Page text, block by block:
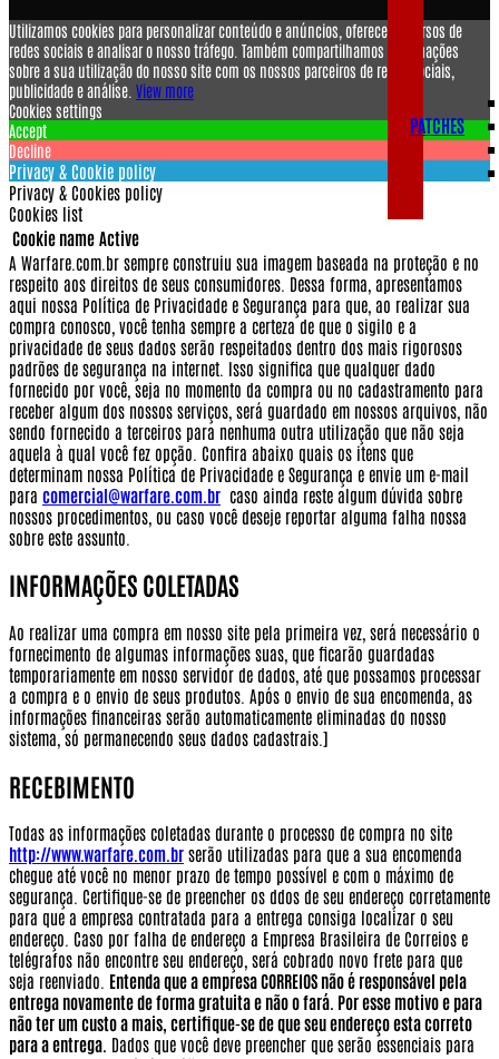
PATCHES
Utilizamos cookies para personalizar conteúdo e anúncios, oferecer recursos de
redes sociais e analisar o nosso tráfego. Também compartilhamos informações
sobre a sua utilização do nosso site com os nossos parceiros de redes sociais,
publicidade e análise. View more
Cookies settings
Accept
Decline
Privacy & Cookie policy
Privacy & Cookies policy
Cookies list
Cookie name Active
A Warfare.com.br sempre construiu sua imagem baseada na proteção e no
respeito aos direitos de seus consumidores. Dessa forma, apresentamos
aqui nossa Política de Privacidade e Segurança para que, ao realizar sua
compra conosco, você tenha sempre a certeza de que o sigilo e a
privacidade de seus dados serão respeitados dentro dos mais rigorosos
padrões de segurança na internet. Isso significa que qualquer dado
fornecido por você, seja no momento da compra ou no cadastramento para
receber algum dos nossos serviços, será guardado em nossos arquivos, não
sendo fornecido a terceiros para nenhuma outra utilização que não seja
aquela à qual você fez opção. Confira abaixo quais os itens que
determinam nossa Política de Privacidade e Segurança e envie um e-mail
para comercial@warfare.com.br caso ainda reste algum dúvida sobre
nossos procedimentos, ou caso você deseje reportar alguma falha nossa
sobre este assunto.
INFORMAÇÕES COLETADAS
Ao realizar uma compra em nosso site pela primeira vez, será necessário o
fornecimento de algumas informações suas, que ficarão guardadas
temporariamente em nosso servidor de dados, até que possamos processar
a compra e o envio de seus produtos. Após o envio de sua encomenda, as
informações financeiras serão automaticamente eliminadas do nosso
sistema, só permanecendo seus dados cadastrais.]
RECEBIMENTO
Todas as informações coletadas durante o processo de compra no site
http://www.warfare.com.br serão utilizadas para que a sua encomenda
chegue até você no menor prazo de tempo possível e com o máximo de
segurança. Certifique-se de preencher os ddos de seu endereço corretamente
para que a empresa contratada para a entrega consiga localizar o seu
endereço. Caso por falha de endereço a Empresa Brasileira de Correios e
telégrafos não encontre seu endereço, será cobrado novo frete para que
seja reenviado. Entenda que a empresa CORREIOS não é responsável pela
entrega novamente de forma gratuita e não o fará. Por esse motivo e para
não ter um custo a mais, certifique-se de que seu endereço esta correto
para a entrega. Dados que você deve preencher que serão essenciais para